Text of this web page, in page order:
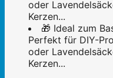
oder
Kerzen...
🎁 Ideal zum
Perfekt für DIY-
oder
Kerzen...